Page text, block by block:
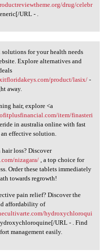
drug/celebr
URL - .
solutions for
solutions for your health needs
Explore alternatives and
product/lasix/-
away.
hair, explore <a
item/finasteri
in australia online with fast
effective solution.
loss? Discover
nizagara/, a top choice for
Order these tablets immediately
towards regrowth!
pain relief? Discover the
affordability of
hydroxychloroqui
URL - . Find
management easily.